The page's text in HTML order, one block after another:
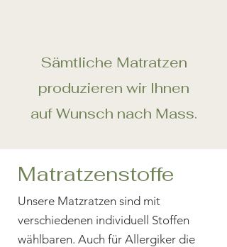
Sämtliche Matratzen
produzieren wir Ihnen
auf Wunsch nach Mass.
Matratzenstoffe
Unsere Matzratzen sind mit
verschiedenen individuell Stoffen
wählbaren. Auch für Allergiker die